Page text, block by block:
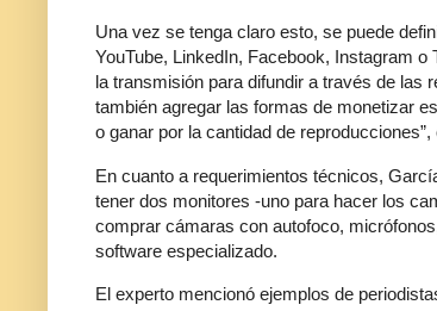
Una vez se tenga claro esto, se puede
YouTube, LinkedIn, Facebook, Instagram
la transmisión para difundir a través de las
también agregar las formas de monetizar
o ganar por la cantidad de
En cuanto a requerimientos técnicos,
tener dos monitores -uno para hacer los
comprar cámaras con autofoco,
software especializado.
El experto mencionó ejemplos de